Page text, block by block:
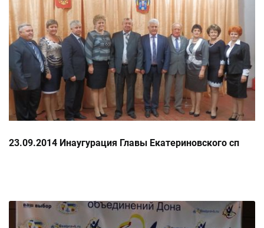
23.09.2014 Инаугурация Главы Екатериновского сп